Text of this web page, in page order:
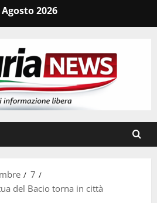
Agosto 2026
7
del Bacio torna in città